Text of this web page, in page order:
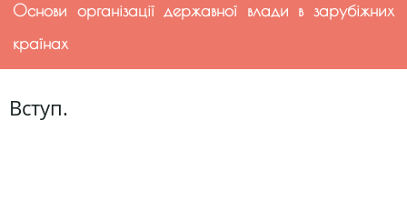
Основи організації державної влади в зарубіжних
країнах
Вступ.